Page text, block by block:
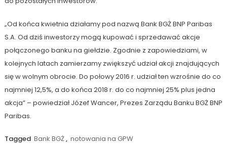
„Od końca kwietnia działamy pod nazwą Bank BGŻ BNP Paribas
S.A. Od dziś inwestorzy mogą kupować i sprzedawać akcje
połączonego banku na giełdzie. Zgodnie z zapowiedziami, w
kolejnych latach zamierzamy zwiększyć udział akcji znajdujących
się w wolnym obrocie. Do połowy 2016 r. udział ten wzrośnie do co
najmniej 12,5%, a do końca 2018 r. do co najmniej 25% plus jedna
akcja” – powiedział Józef Wancer, Prezes Zarządu Banku BGŻ BNP
Paribas.
Tagged Bank BGŻ, notowania na GPW